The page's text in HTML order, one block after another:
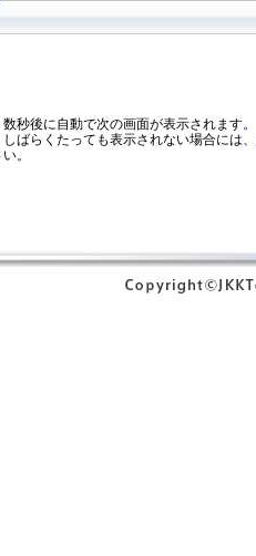
数秒後に自動で次の画面が表示されます。
しばらくたっても表示されない場合には、
。